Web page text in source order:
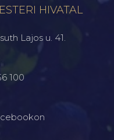
HIVATAL
Lajos u. 41.
100